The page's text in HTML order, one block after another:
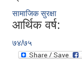
सामाजिक सुरक्षा
आर्थिक वर्ष:
७४/७५